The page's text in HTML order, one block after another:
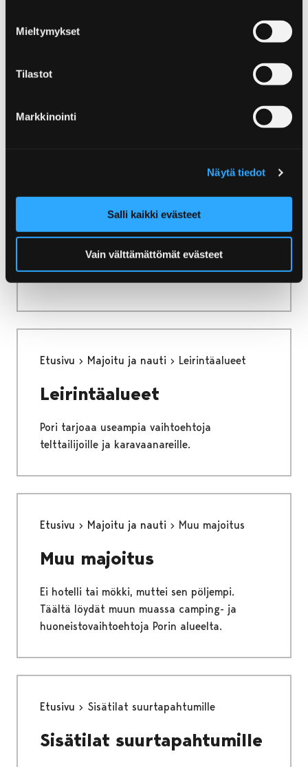
Mieltymykset
Tilastot
Markkinointi
Näytä tiedot
Salli kaikki evästeet
Vain välttämättömät evästeet
Kumppanuus Visit Porin kanssa
Etusivu Uutiset
Uutiset
Etusivu Majoitu ja nauti Leirintäalueet
Leirintäalueet
Pori tarjoaa useampia vaihtoehtoja
telttailijoille ja karavaanareille.
Etusivu Majoitu ja nauti Muu majoitus
Muu majoitus
Ei hotelli tai mökki, muttei sen pöljempi.
Täältä löydät muun muassa camping- ja
huoneistovaihtoehtoja Porin alueelta.
Etusivu Sisätilat suurtapahtumille
Sisätilat suurtapahtumille